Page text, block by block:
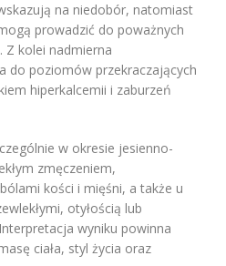
na niedobór, natomiast
prowadzić do poważnych
Z kolei nadmierna
do poziomów przekraczających
hiperkalcemii i zaburzeń
w okresie jesienno-
zmęczeniem,
kości i mięśni, a także u
otyłością lub
wyniku powinna
ciała, styl życia oraz